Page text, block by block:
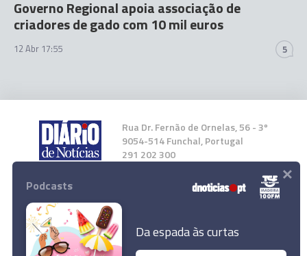
Governo Regional apoia associação de
criadores de gado com 10 mil euros
12 Abr 17:55 5
Rua Dr. Fernão de Ornelas, 56 - 3º
9054-514 Funchal, Portugal
291 202 300
Instale a nossa App
Podcasts
Da espada às curtas
×